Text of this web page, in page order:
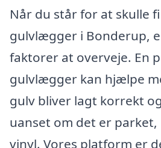
Når du står for at skulle
gulvlægger i Bonderup,
faktorer at overveje. En
gulvlægger kan hjælpe
gulv bliver lagt korrekt
uanset om det er
vinyl. Vores platform er